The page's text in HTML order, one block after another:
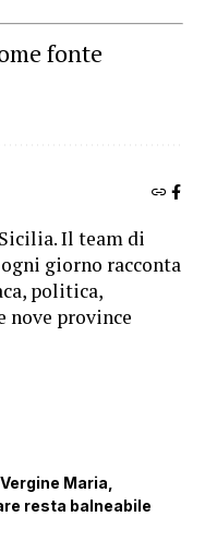
fonte
Il team di
giorno racconta
politica,
nove province
Maria,
resta balneabile